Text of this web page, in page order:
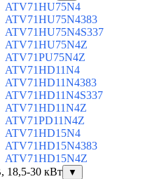
ATV71HU75N4
ATV71HU75N4383
ATV71HU75N4S337
ATV71HU75N4Z
ATV71PU75N4Z
ATV71HD11N4
ATV71HD11N4383
ATV71HD11N4S337
ATV71HD11N4Z
ATV71PD11N4Z
ATV71HD15N4
ATV71HD15N4383
ATV71HD15N4Z
18,5-30 кВт
▼